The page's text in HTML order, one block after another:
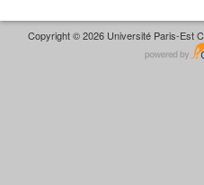
Copyright © 2026 Université Paris-Est